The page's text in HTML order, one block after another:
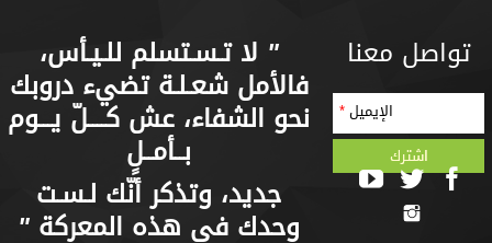
تواصل معنا
الإيميل*
" لا تـسـتسلم للـيـأس،
فالأمل شعـلـة تضيء دروبك
نحو الشفاء، عش كــــلّ يـــوم
بــأمــلٍ
جديد، وتذكر أنّك لـسـت
وحدك في هذه المعركة "